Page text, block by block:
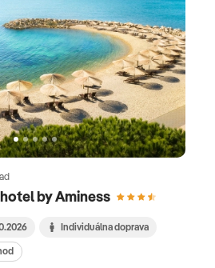
by Aminess
Individuálna doprava